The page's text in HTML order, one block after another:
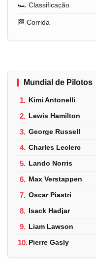
🏎️ Classificação
🏁 Corrida
Mundial de Pilotos
1. Kimi Antonelli
2. Lewis Hamilton
3. George Russell
4. Charles Leclerc
5. Lando Norris
6. Max Verstappen
7. Oscar Piastri
8. Isack Hadjar
9. Liam Lawson
10.Pierre Gasly